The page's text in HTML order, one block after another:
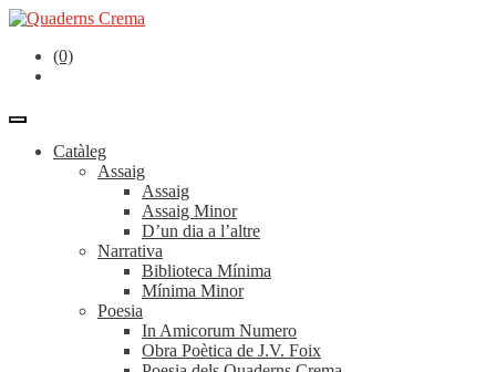
(0)
Catàleg
Assaig
Assaig
Assaig Minor
D’un dia a l’altre
Narrativa
Biblioteca Mínima
Mínima Minor
Poesia
In Amicorum Numero
Obra Poètica de J.V. Foix